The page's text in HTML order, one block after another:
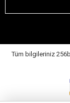
Tüm bilgileriniz